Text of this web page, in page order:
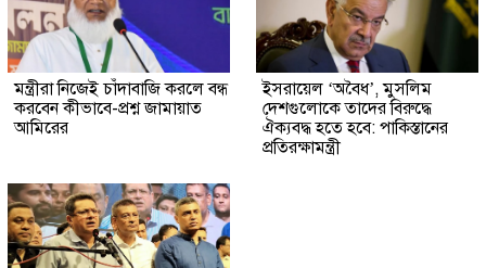
মন্ত্রীরা নিজেই চাঁদাবাজি করলে বন্ধ
করবেন কীভাবে-প্রশ্ন জামায়াত
আমিরের
ইসরায়েল ‘অবৈধ’, মুসলিম
দেশগুলোকে তাদের বিরুদ্ধে
ঐক্যবদ্ধ হতে হবে: পাকিস্তানের
প্রতিরক্ষামন্ত্রী